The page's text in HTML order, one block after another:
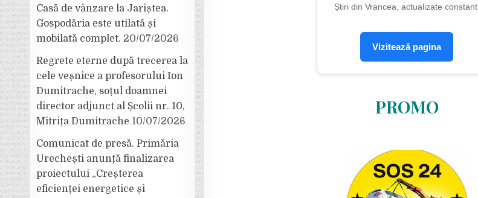
Știri din Vrancea, actualizate constant.
Vizitează pagina
PROMO
Casă de vânzare la Jariștea.
Gospodăria este utilată și
mobilată complet. 20/07/2026
Regrete eterne după trecerea la
cele veșnice a profesorului Ion
Dumitrache, soțul doamnei
director adjunct al Școlii nr. 10,
Mitrița Dumitrache 10/07/2026
Comunicat de presă. Primăria
Urechești anunță finalizarea
proiectului „Creșterea
eficienței energetice și